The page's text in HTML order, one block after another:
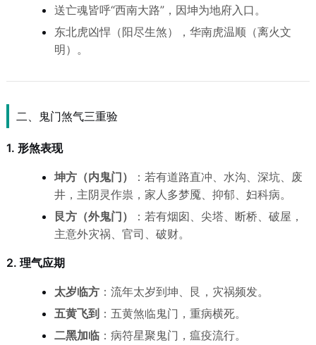
送亡魂皆呼“西南大路”，因坤为地府入口。
东北虎凶悍（阳尽生煞），华南虎温顺（离火文
明）。
二、鬼门煞气三重验
1. 形煞表现
坤方（内鬼门）
：若有道路直冲、水沟、深坑、废
井，主阴灵作祟，家人多梦魇、抑郁、妇科病。
艮方（外鬼门）
：若有烟囱、尖塔、断桥、破屋，
主意外灾祸、官司、破财。
2. 理气应期
太岁临方：流年太岁到坤、艮，灾祸频发。
五黄飞到 ：五黄煞临鬼门，重病横死。
二黑加临：病符星聚鬼门，瘟疫流行。